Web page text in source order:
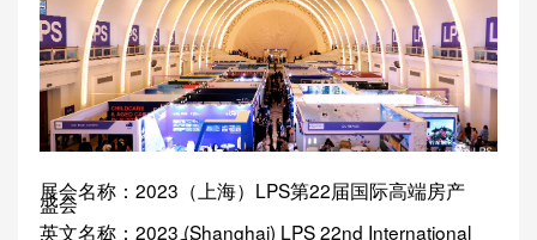
展会名称：2023（上海）LPS第22届国际高端房产
盛会
英文名称：2023 (Shanghai) LPS 22nd International